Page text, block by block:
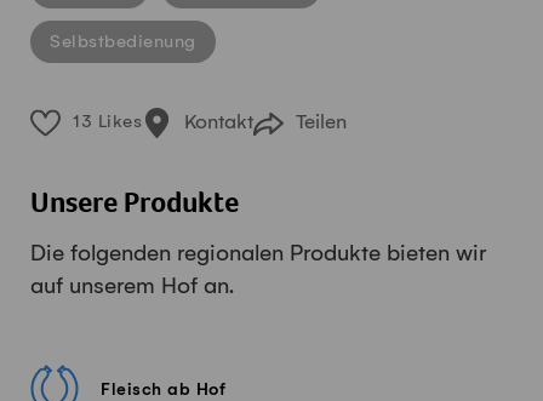
Selbstbedienung
13 Likes Kontakt Teilen
Unsere Produkte
Die folgenden regionalen Produkte bieten wir
auf unserem Hof an.
Fleisch ab Hof